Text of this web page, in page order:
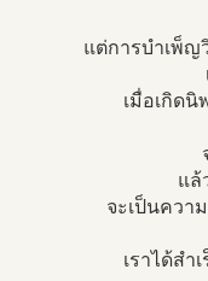
แต่การบำเพ็ญ
เมื่อเกิด
แล้
จะเป็นควา
เราได้สำ